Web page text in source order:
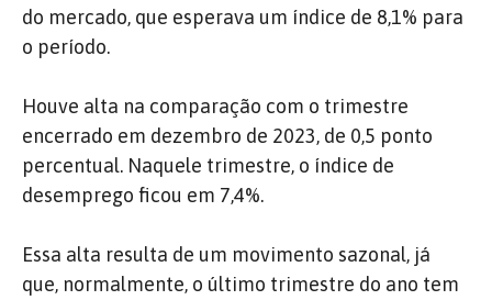
do mercado, que esperava um índice de 8,1% para
o período.
Houve alta na comparação com o trimestre
encerrado em dezembro de 2023, de 0,5 ponto
percentual. Naquele trimestre, o índice de
desemprego ficou em 7,4%.
Essa alta resulta de um movimento sazonal, já
que, normalmente, o último trimestre do ano tem